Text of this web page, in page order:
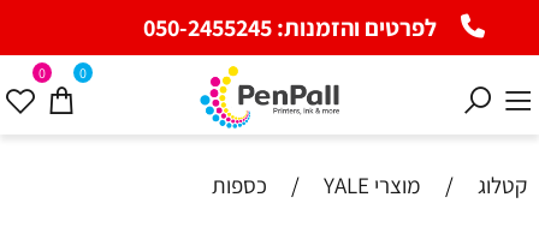
לפרטים והזמנות:050-2455245
0 0
קטלוג / מוצרי YALE / כספות